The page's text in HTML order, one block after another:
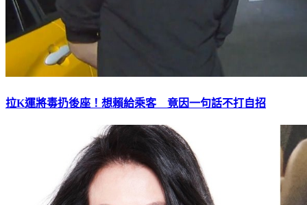
拉K運將毒扔後座！想賴給乘客 竟因一句話不打自招